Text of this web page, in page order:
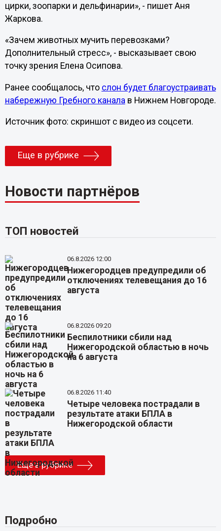
цирки, зоопарки и дельфинарии», - пишет Аня
Жаркова.
«Зачем животных мучить перевозками?
Дополнительный стресс», - высказывает свою
точку зрения Елена Осипова.
Ранее сообщалось, что слон будет благоустраивать
набережную Гребного канала в Нижнем Новгороде.
Источник фото: скриншот с видео из соцсети.
Еще в рубрике
Новости партнёров
ТОП новостей
06.8.2026 12:00
Нижегородцев предупредили об
отключениях телевещания до 16
августа
06.8.2026 09:20
Беспилотники сбили над
Нижегородской областью в ночь
на 6 августа
06.8.2026 11:40
Четыре человека пострадали в
результате атаки БПЛА в
Нижегородской области
Еще в рубрике
Подробно